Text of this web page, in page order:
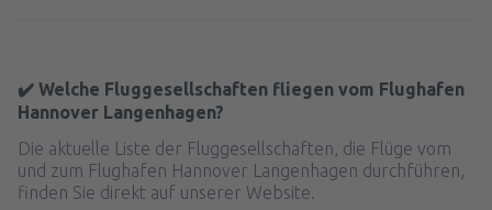
✔️ Welche Fluggesellschaften fliegen vom Flughafen
Hannover Langenhagen?
Die aktuelle Liste der Fluggesellschaften, die Flüge vom
und zum Flughafen Hannover Langenhagen durchführen,
finden Sie direkt auf unserer Website.